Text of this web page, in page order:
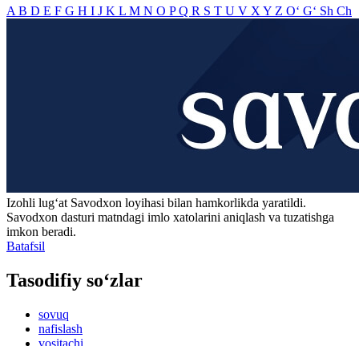
A B D E F G H I J K L M N O PQ R S T U V X Y Z O‘ G‘ Sh Ch
Izohli lugʻat Savodxon loyihasi bilan hamkorlikda yaratildi.
Savodxon dasturi matndagi imlo xatolarini aniqlash va tuzatishga
imkon beradi.
Batafsil
Tasodifiy so‘zlar
sovuq
nafislash
vositachi